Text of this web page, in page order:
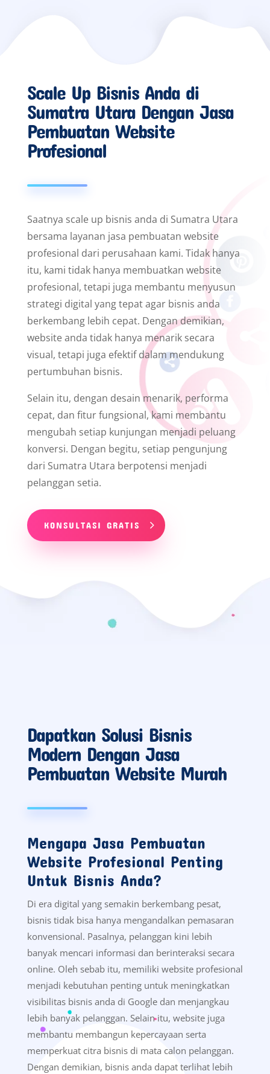
Scale Up Bisnis Anda di
Sumatra Utara Dengan Jasa
Pembuatan Website
Profesional
Saatnya scale up bisnis anda di Sumatra Utara
bersama layanan jasa pembuatan website
profesional dari perusahaan kami. Tidak hanya
itu, kami tidak hanya membuatkan website
profesional, tetapi juga membantu menyusun
strategi digital yang tepat agar bisnis anda
berkembang lebih cepat. Dengan demikian,
website anda tidak hanya menarik secara
visual, tetapi juga efektif dalam mendukung
pertumbuhan bisnis.
Selain itu, dengan desain menarik, performa
cepat, dan fitur fungsional, kami membantu
mengubah setiap kunjungan menjadi peluang
konversi. Dengan begitu, setiap pengunjung
dari Sumatra Utara berpotensi menjadi
pelanggan setia.
KONSULTASI GRATIS
Dapatkan Solusi Bisnis
Modern Dengan Jasa
Pembuatan Website Murah
Mengapa Jasa Pembuatan
Website Profesional Penting
Untuk Bisnis Anda?
Di era digital yang semakin berkembang pesat,
bisnis tidak bisa hanya mengandalkan pemasaran
konvensional. Pasalnya, pelanggan kini lebih
banyak mencari informasi dan berinteraksi secara
online. Oleh sebab itu, memiliki website profesional
menjadi kebutuhan penting untuk meningkatkan
visibilitas bisnis anda di Google dan menjangkau
lebih banyak pelanggan. Selain itu, website juga
membantu membangun kepercayaan serta
memperkuat citra bisnis di mata calon pelanggan.
Dengan demikian, bisnis anda dapat terlihat lebih